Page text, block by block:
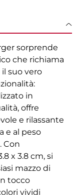
sorprende
che richiama
suo vero
in
offre
e rilassante
e al peso
Con
x 3.8 cm, si
mazzo di
tocco
vividi